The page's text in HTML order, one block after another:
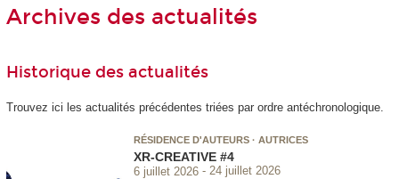
Archives des actualités
Historique des actualités
Trouvez ici les actualités précédentes triées par ordre antéchronologique.
RÉSIDENCE D'AUTEURS · AUTRICES
XR-CREATIVE #4
6 juillet 2026 24 juillet 2026